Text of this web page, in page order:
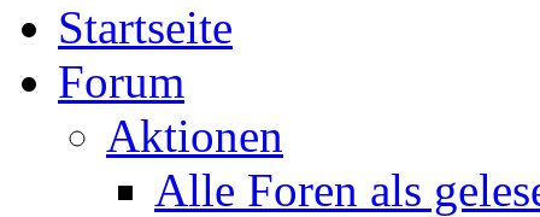
Startseite
Forum
Aktionen
Alle Foren als